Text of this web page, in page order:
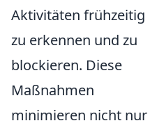
Aktivitäten frühzeitig
zu erkennen und zu
blockieren. Diese
Maßnahmen
minimieren nicht nur